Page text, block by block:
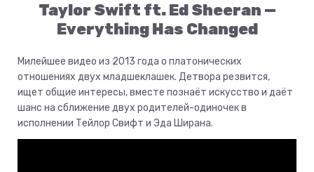
Taylor Swift ft. Ed Sheeran —
Everything Has Changed
Милейшее видео из 2013 года о платонических
отношениях двух младшеклашек. Детвора резвится,
ищет общие интересы, вместе познаёт искусство и даёт
шанс на сближение двух родителей-одиночек в
исполнении Тейлор Свифт и Эда Ширана.